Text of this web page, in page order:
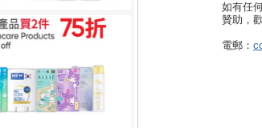
如有任
贊助，
電郵：